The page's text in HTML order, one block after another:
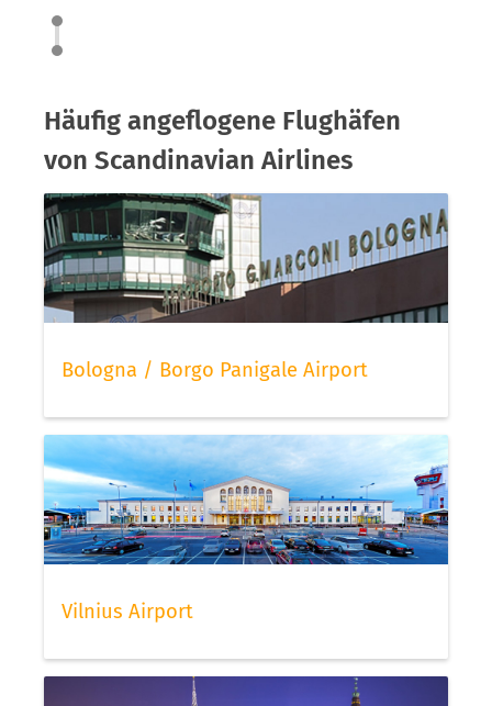
Häufig angeflogene Flughäfen
von Scandinavian Airlines
Bologna / Borgo Panigale Airport
Vilnius Airport